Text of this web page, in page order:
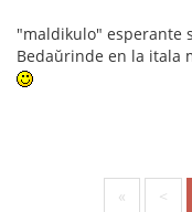
"maldikulo" esperante
Bedaŭrinde en la itala
« <